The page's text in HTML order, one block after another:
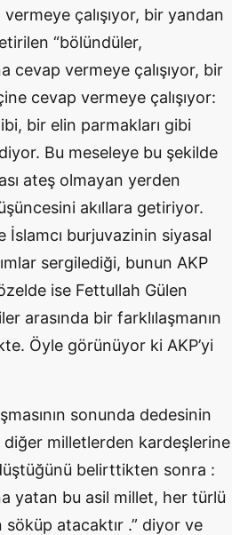
çalışıyor, bir yandan
“bölündüler,
cevap vermeye çalışıyor, bir
cevap vermeye çalışıyor:
bir elin parmakları gibi
Bu meseleye bu şekilde
ateş olmayan yerden
akıllara getiriyor.
İslamcı burjuvazinin siyasal
sergilediği, bunun AKP
ise Fettullah Gülen
arasında bir farklılaşmanın
Öyle görünüyor ki AKP’yi
sonunda dedesinin
diğer milletlerden kardeşlerine
belirttikten sonra :
yatan bu asil millet, her türlü
atacaktır .” diyor ve